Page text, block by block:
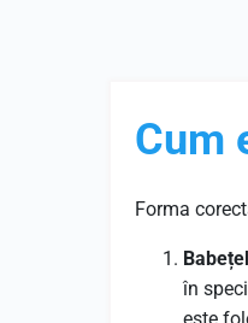
Cum
Forma
în